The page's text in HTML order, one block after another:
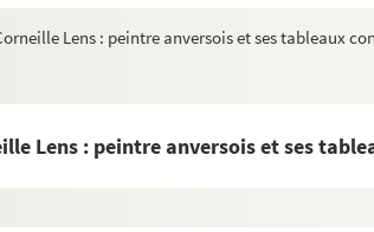
Lens : peintre anversois et ses tableaux
Lens : peintre anversois et ses
Est et Midi de la France, Italie et Sicile, Lille,